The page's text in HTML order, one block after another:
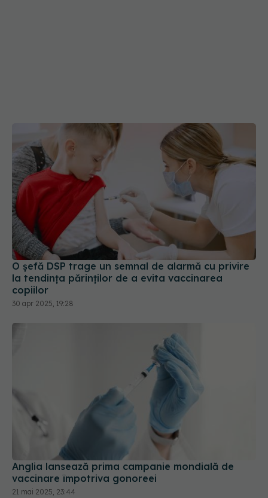
O șefă DSP trage un semnal de alarmă cu privire
la tendinţa părinţilor de a evita vaccinarea
copiilor
30 apr 2025, 19:28
Anglia lansează prima campanie mondială de
vaccinare împotriva gonoreei
21 mai 2025, 23:44